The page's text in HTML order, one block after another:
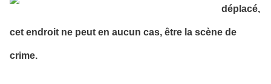
déplacé,
cet endroit ne peut en aucun cas, être la scène de
crime.